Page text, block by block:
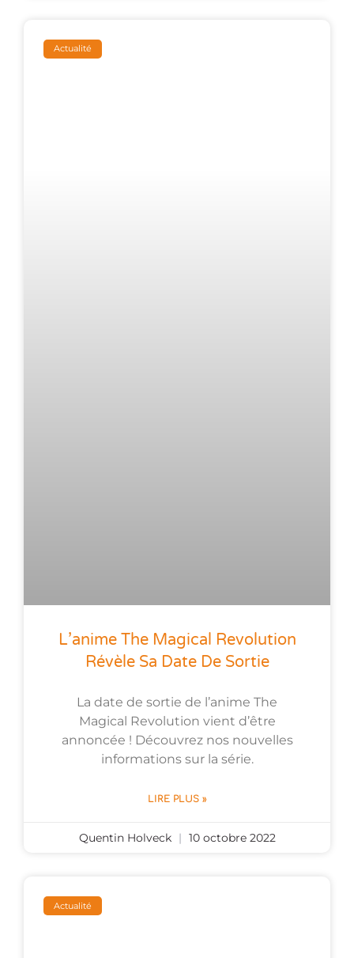
Actualité
L’anime The Magical Revolution
Révèle Sa Date De Sortie
La date de sortie de l’anime The
Magical Revolution vient d’être
annoncée ! Découvrez nos nouvelles
informations sur la série.
LIRE PLUS »
Quentin Holveck 10 octobre 2022
Actualité